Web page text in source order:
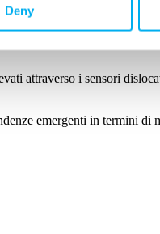
Deny
sfruttate dagli
la piattaforma proprietaria
attraverso i sensori
emergenti in termini